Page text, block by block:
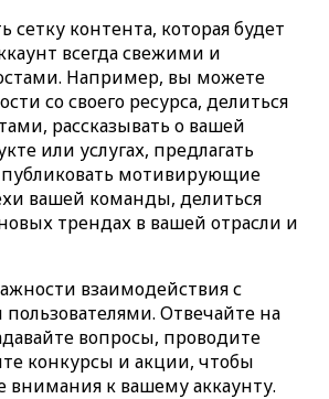
сетку контента, которая будет
всегда свежими и
Например, вы можете
со своего ресурса, делиться
рассказывать о вашей
или услугах, предлагать
мотивирующие
вашей команды, делиться
трендах в вашей отрасли и
взаимодействия с
Отвечайте на
вопросы, проводите
конкурсы и акции, чтобы
внимания к вашему аккаунту.